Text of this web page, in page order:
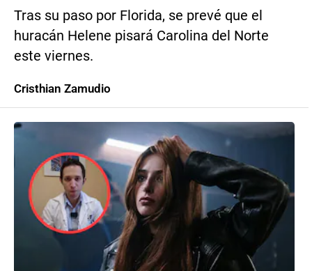
Tras su paso por Florida, se prevé que el
huracán Helene pisará Carolina del Norte
este viernes.
Cristhian Zamudio